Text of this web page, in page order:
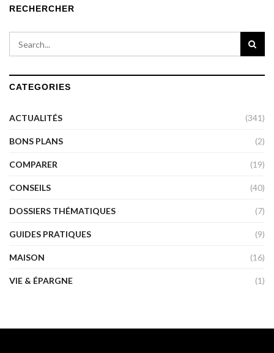
RECHERCHER
CATEGORIES
ACTUALITÉS (341)
BONS PLANS (2)
COMPARER (19)
CONSEILS (40)
DOSSIERS THÉMATIQUES (7)
GUIDES PRATIQUES (9)
MAISON (16)
VIE & ÉPARGNE (1)